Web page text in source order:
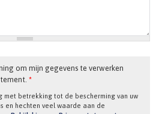
om mijn gegevens te verwerken
*
met betrekking tot de bescherming van uw
en hechten veel waarde aan de